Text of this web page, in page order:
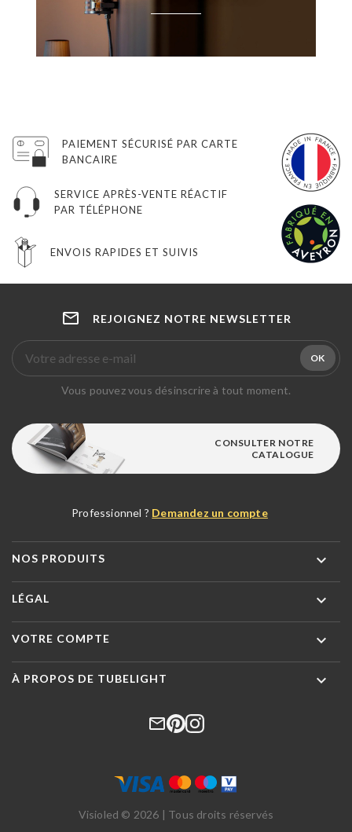
PAIEMENT SÉCURISÉ PAR CARTE
BANCAIRE
SERVICE APRÈS-VENTE RÉACTIF
PAR TÉLÉPHONE
ENVOIS RAPIDES ET SUIVIS
REJOIGNEZ NOTRE NEWSLETTER
Vous pouvez vous désinscrire à tout moment.
CONSULTER NOTRE
CATALOGUE
Professionnel ? Demandez un compte
NOS PRODUITS 
LÉGAL 
VOTRE COMPTE 
À PROPOS DE TUBELIGHT 
Visioled © 2026 | Tous droits réservés